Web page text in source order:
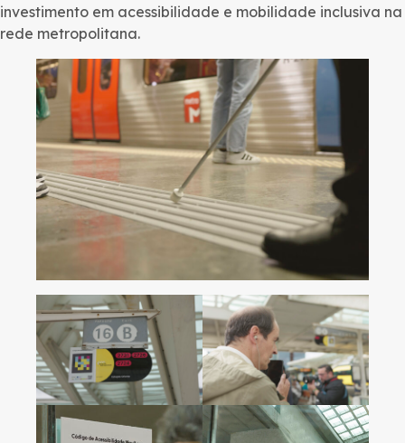
investimento em acessibilidade e mobilidade inclusiva na
rede metropolitana.